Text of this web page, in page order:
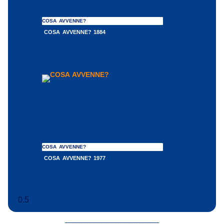
COSA AVVENNE?
COSA AVVENNE? 1884
COSA AVVENNE?
COSA AVVENNE? 1977